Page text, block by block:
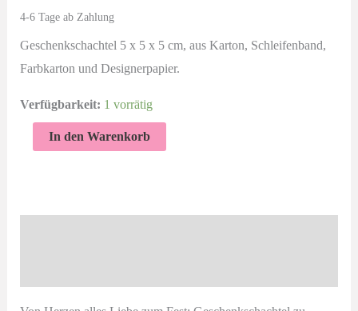
4-6 Tage ab Zahlung
Geschenkschachtel 5 x 5 x 5 cm, aus Karton, Schleifenband,
Farbkarton und Designerpapier.
Verfügbarkeit: 1 vorrätig
In den Warenkorb